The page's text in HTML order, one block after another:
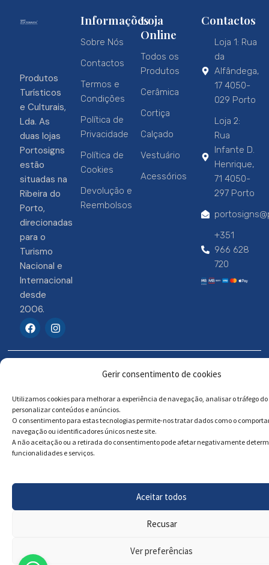
Gerir consentimento de cookies
Utilizamos cookies para melhorar a experiência de navegação, analisar o tráfego do
personalizar conteúdos e anúncios.
O consentimento para estas tecnologias permite-nos tratar dados como o
navegação ou identificadores únicos neste site.
A não aceitação ou a retirada do consentimento pode afetar negativamente
funcionalidades e serviços.
Aceitar todos
Recusar
Ver preferências
Produtos
Turísticos
e Culturais,
Lda. As
duas lojas
Portosigns
estão
situadas na
Ribeira do
Porto,
direcionadas
para o
Turismo
Nacional e
Internacional
desde
2006.
F
a
e
I
n
t
a
m
Informações
Sobre Nós
Contactos
Termos e
Condições
Política de
Privacidade
Política de
Cookies
Devolução e
Reembolsos
Loja
Online
Todos os
Produtos
Cerâmica
Cortiça
Calçado
Vestuário
Acessórios
Contactos
Loja 1: Rua
da
Alfândega,
17 4050-
029 Porto
Loja 2:
Rua
Infante D.
Henrique,
71 4050-
297 Porto
+351
966 628
720
Culturais, Lda
Livro de reclamações
Powered byMegastock Informática